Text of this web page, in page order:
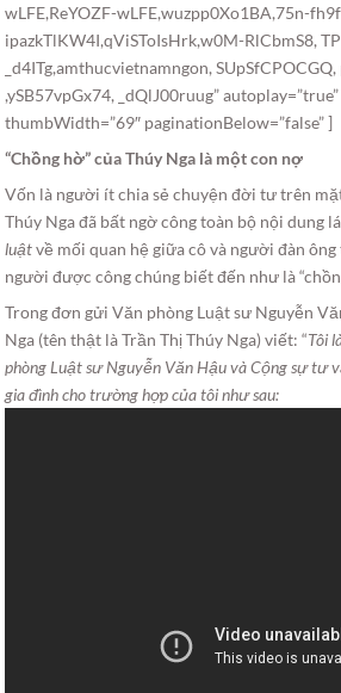
wLFE,ReYOZF-wLFE,wuzpp0Xo1BA,75n-
ipazkTlKW4I,qViSToIsHrk,w0M-RlCbmS8,
_d4ITg,amthucvietnamngon,
,ySB57vpGx74, _dQlJ00ruug”
thumbWidth=”69″ paginationBelow=”false” ]
“Chồng hờ” của Thúy Nga là một con nợ
Vốn là người ít chia sẻ chuyện đời tư trên
Thúy Nga đã bất ngờ công toàn bộ nội dung
luậtvề mối quan hệ giữa cô và người đàn
người được công chúng biết đến như là
Trong đơn gửi Văn phòng Luật sư Nguyễn
Nga (tên thật là Trần Thị Thúy Nga) viết: “Tôi
phòng Luật sư Nguyễn Văn Hậu và Cộng sự tư
gia đình cho trường hợp của tôi như sau: